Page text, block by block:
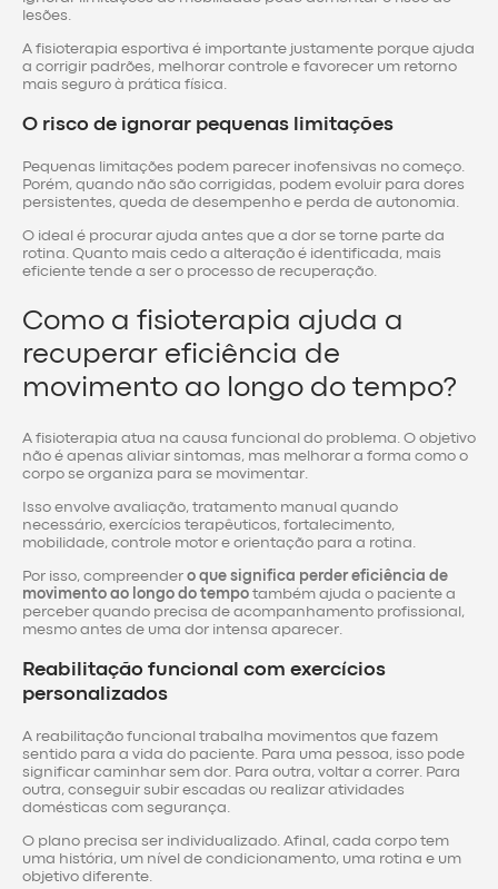
lesões.
A fisioterapia esportiva é importante justamente porque ajuda
a corrigir padrões, melhorar controle e favorecer um retorno
mais seguro à prática física.
O risco de ignorar pequenas limitações
Pequenas limitações podem parecer inofensivas no começo.
Porém, quando não são corrigidas, podem evoluir para dores
persistentes, queda de desempenho e perda de autonomia.
O ideal é procurar ajuda antes que a dor se torne parte da
rotina. Quanto mais cedo a alteração é identificada, mais
eficiente tende a ser o processo de recuperação.
Como a fisioterapia ajuda a
recuperar eficiência de
movimento ao longo do tempo?
A fisioterapia atua na causa funcional do problema. O objetivo
não é apenas aliviar sintomas, mas melhorar a forma como o
corpo se organiza para se movimentar.
Isso envolve avaliação, tratamento manual quando
necessário, exercícios terapêuticos, fortalecimento,
mobilidade, controle motor e orientação para a rotina.
Por isso, compreender o que significa perder eficiência de
movimento ao longo do tempo também ajuda o paciente a
perceber quando precisa de acompanhamento profissional,
mesmo antes de uma dor intensa aparecer.
Reabilitação funcional com exercícios
personalizados
A reabilitação funcional trabalha movimentos que fazem
sentido para a vida do paciente. Para uma pessoa, isso pode
significar caminhar sem dor. Para outra, voltar a correr. Para
outra, conseguir subir escadas ou realizar atividades
domésticas com segurança.
O plano precisa ser individualizado. Afinal, cada corpo tem
uma história, um nível de condicionamento, uma rotina e um
objetivo diferente.